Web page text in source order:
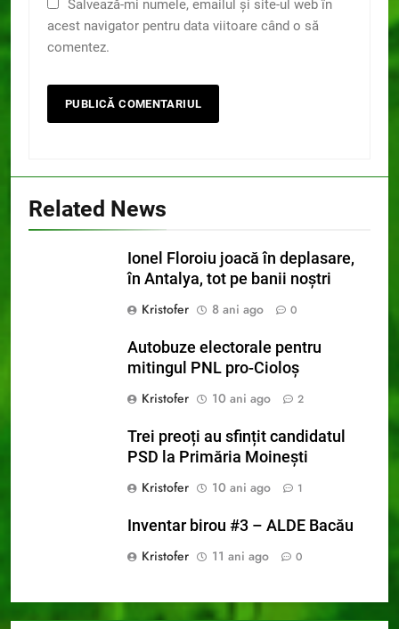
Salvează-mi numele, emailul și site-ul web în
acest navigator pentru data viitoare când o să
comentez.
Related News
Ionel Floroiu joacă în deplasare,
în Antalya, tot pe banii noștri
Kristofer
8 ani ago 0
Autobuze electorale pentru
mitingul PNL pro-Cioloș
Kristofer
10 ani ago 2
Trei preoți au sfințit candidatul
PSD la Primăria Moinești
Kristofer
10 ani ago 1
Inventar birou #3 – ALDE Bacău
Kristofer
11 ani ago 0